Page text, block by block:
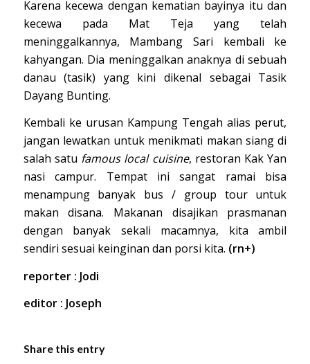
Karena kecewa dengan kematian bayinya itu dan
kecewa pada Mat Teja yang telah
meninggalkannya, Mambang Sari kembali ke
kahyangan. Dia meninggalkan anaknya di sebuah
danau (tasik) yang kini dikenal sebagai Tasik
Dayang Bunting.
Kembali ke urusan Kampung Tengah alias perut,
jangan lewatkan untuk menikmati makan siang di
salah satu famous local cuisine, restoran Kak Yan
nasi campur. Tempat ini sangat ramai bisa
menampung banyak bus / group tour untuk
makan disana. Makanan disajikan prasmanan
dengan banyak sekali macamnya, kita ambil
sendiri sesuai keinginan dan porsi kita. (rn+)
reporter : Jodi
editor : Joseph
Share this entry